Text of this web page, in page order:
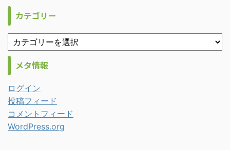
カテゴリー
メタ情報
ログイン
投稿フィード
コメントフィード
WordPress.org